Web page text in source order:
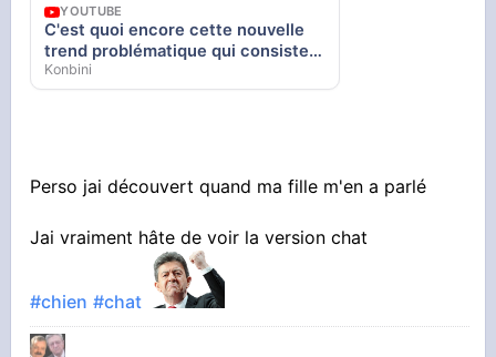
YOUTUBE
C'est quoi encore cette nouvelle
trend problématique qui consiste à
torturer une poupée noire ?
Konbini
Perso jai découvert quand ma fille m'en a parlé
Jai vraiment hâte de voir la version chat
#chien #chat